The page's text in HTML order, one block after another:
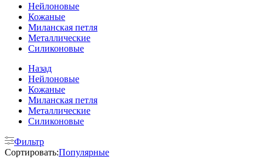
Нейлоновые
Кожаные
Миланская петля
Металлические
Силиконовые
Назад
Нейлоновые
Кожаные
Миланская петля
Металлические
Силиконовые
Фильтр
Сортировать:Популярные